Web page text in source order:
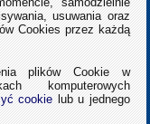
usuwania oraz
Cookies przez każdą
plików Cookie w
komputerowych
cookie lub u jednego